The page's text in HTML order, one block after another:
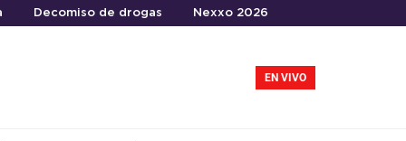
Decomiso de drogas Nexxo 2026
EN VIVO